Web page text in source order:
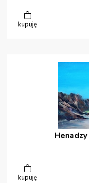
kupuję
Henadzy
kupuję